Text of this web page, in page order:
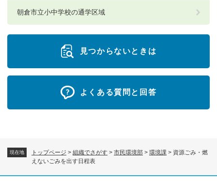
現在地 トップページ > 組織でさがす > 市民環境部 > 環境課 > 資源ごみ・燃
えないごみを出す日程表
朝倉市立小中学校の通学区域
見つからないときは
よくある質問と回答